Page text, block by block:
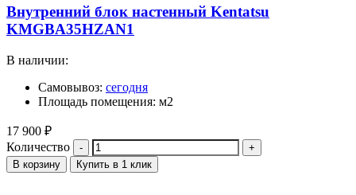
Внутренний блок настенный Kentatsu
KMGBA35HZAN1
В наличии:
Самовывоз: сегодня
Площадь помещения: м2
17 900 ₽
Количество
В корзину Купить в 1 клик